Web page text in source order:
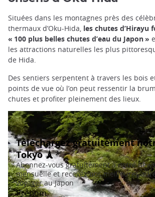
Situées dans les montagnes près des
thermaux d’Oku-Hida, les chutes d’Hirayu
« 100 plus belles chutes d’eau du Japon »
les attractions naturelles les plus
de Hida.
Des sentiers serpentent à travers les bois
points de vue où l’on peut ressentir la
chutes et profiter pleinement des lieux.